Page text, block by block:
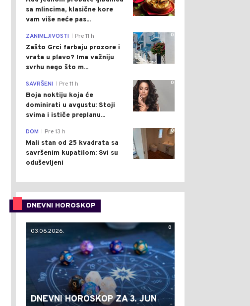
sa mlincima, klasične kore
vam više neće pas...
0
ZANIMLJIVOSTI Pre 11 h
Zašto Grci farbaju prozore i
vrata u plavo? Ima važniju
svrhu nego što m...
0
SAVRŠENI Pre 11 h
Boja noktiju koja će
dominirati u avgustu: Stoji
svima i ističe preplanu...
0
DOM Pre 13 h
Mali stan od 25 kvadrata sa
savršenim kupatilom: Svi su
oduševljeni
DNEVNI HOROSKOP
0
03.06.2026.
DNEVNI HOROSKOP ZA 3. JUN